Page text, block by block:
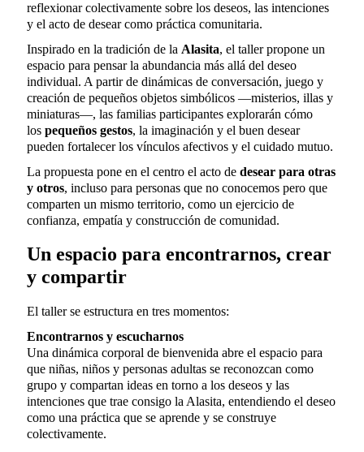
reflexionar colectivamente sobre los deseos, las intenciones
y el acto de desear como práctica comunitaria.
Inspirado en la tradición de la Alasita, el taller propone un
espacio para pensar la abundancia más allá del deseo
individual. A partir de dinámicas de conversación, juego y
creación de pequeños objetos simbólicos —misterios, illas y
miniaturas—, las familias participantes explorarán cómo
los pequeños gestos, la imaginación y el buen desear
pueden fortalecer los vínculos afectivos y el cuidado mutuo.
La propuesta pone en el centro el acto de desear para otras
y otros, incluso para personas que no conocemos pero que
comparten un mismo territorio, como un ejercicio de
confianza, empatía y construcción de comunidad.
Un espacio para encontrarnos, crear
y compartir
El taller se estructura en tres momentos:
Encontrarnos y escucharnos
Una dinámica corporal de bienvenida abre el espacio para
que niñas, niños y personas adultas se reconozcan como
grupo y compartan ideas en torno a los deseos y las
intenciones que trae consigo la Alasita, entendiendo el deseo
como una práctica que se aprende y se construye
colectivamente.